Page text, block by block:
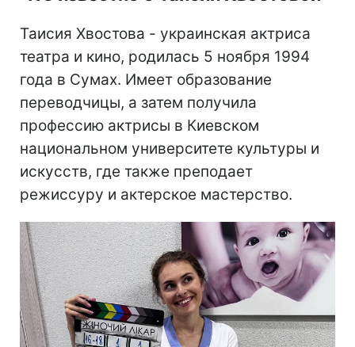
Таисия Хвостова - украинская актриса
театра и кино, родилась 5 ноября 1994
года в Сумах. Имеет образование
переводчицы, а затем получила
профессию актрисы в Киевском
национальном университете культуры и
искусств, где также преподает
режиссуру и актерское мастерство.